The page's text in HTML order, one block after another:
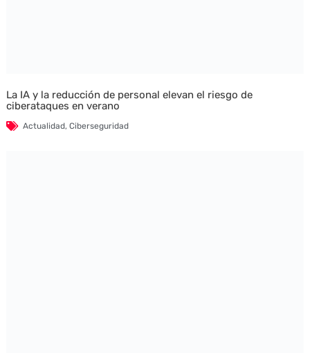
La IA y la reducción de personal elevan el riesgo de
ciberataques en verano
Actualidad, Ciberseguridad